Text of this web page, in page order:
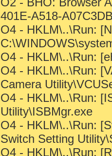
401E-A518-
O4 - HKLM\..\Run:
O4 - HKLM\..\Run:
O4 - HKLM\..\Run:
Camera
O4 - HKLM\..\Run:
Utility\ISBMgr.exe
O4 - HKLM\..\Run:
Switch Setting
O4 - HKLM\..\Run: